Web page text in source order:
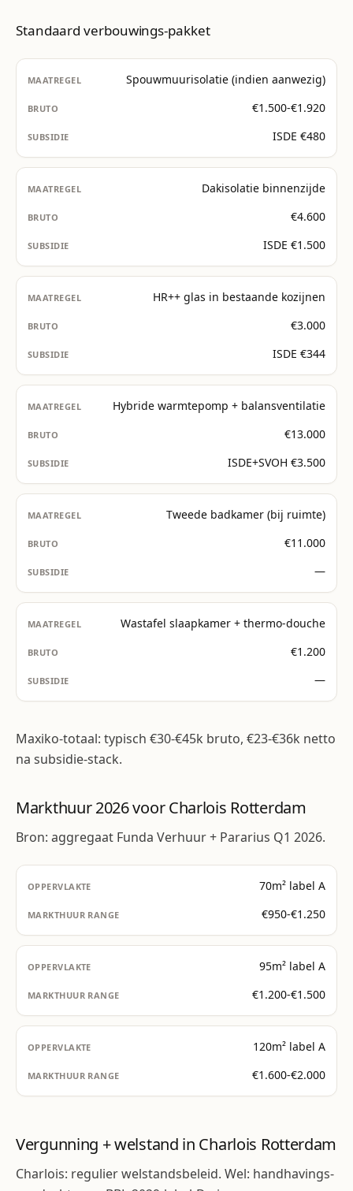
Standaard verbouwings-pakket
Spouwmuurisolatie (indien aanwezig)
€1.500-€1.920
ISDE €480
Dakisolatie binnenzijde
€4.600
ISDE €1.500
HR++ glas in bestaande kozijnen
€3.000
ISDE €344
Hybride warmtepomp + balansventilatie
€13.000
ISDE+SVOH €3.500
Tweede badkamer (bij ruimte)
€11.000
—
Wastafel slaapkamer + thermo-douche
€1.200
—
Maxiko-totaal: typisch €30-€45k bruto, €23-€36k netto
na subsidie-stack.
Markthuur 2026 voor Charlois Rotterdam
Bron: aggregaat Funda Verhuur + Pararius Q1 2026.
70m² label A
€950-€1.250
95m² label A
€1.200-€1.500
120m² label A
€1.600-€2.000
Vergunning + welstand in Charlois Rotterdam
Charlois: regulier welstandsbeleid. Wel: handhavings-